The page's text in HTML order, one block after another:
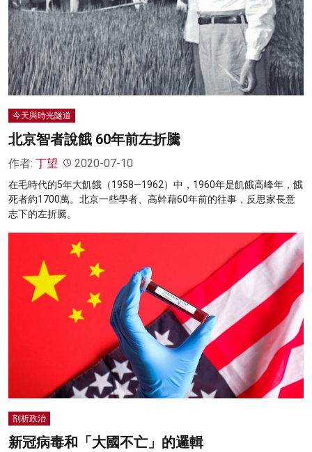
今天與時光隧道
北京智者說餓 60年前左折騰
作者: 丁望 2020-07-10
在毛時代的5年大飢餓（1958—1962）中，1960年是飢餓高峰年，餓
死者約1700萬。北京一些學者、高幹藉60年前的往事，反思家長意
志下的左折騰。
剖析政治
新冠病毒和「大國不亡」的邏輯